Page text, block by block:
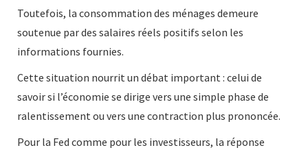
Toutefois, la consommation des ménages demeure
soutenue par des salaires réels positifs selon les
informations fournies.
Cette situation nourrit un débat important : celui de
savoir si l’économie se dirige vers une simple phase de
ralentissement ou vers une contraction plus prononcée.
Pour la Fed comme pour les investisseurs, la réponse